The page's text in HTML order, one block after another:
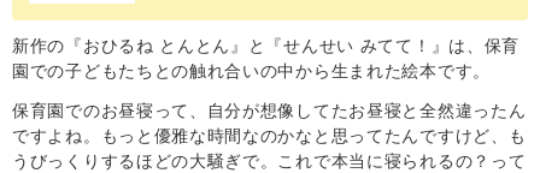
新作の『おひるね とんとん』と『せんせい みてて！』は、保育
園での子どもたちとの触れ合いの中から生まれた絵本です。
保育園でのお昼寝って、自分が想像してたお昼寝と全然違ったん
ですよね。もっと優雅な時間なのかなと思ってたんですけど、も
うびっくりするほどの大騒ぎで。これで本当に寝られるの？って